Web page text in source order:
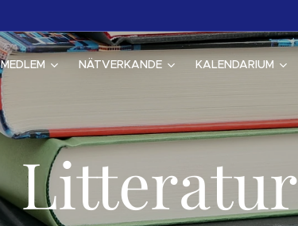
MEDLEM NÄTVERKANDE KALENDARIUM
Litteratur